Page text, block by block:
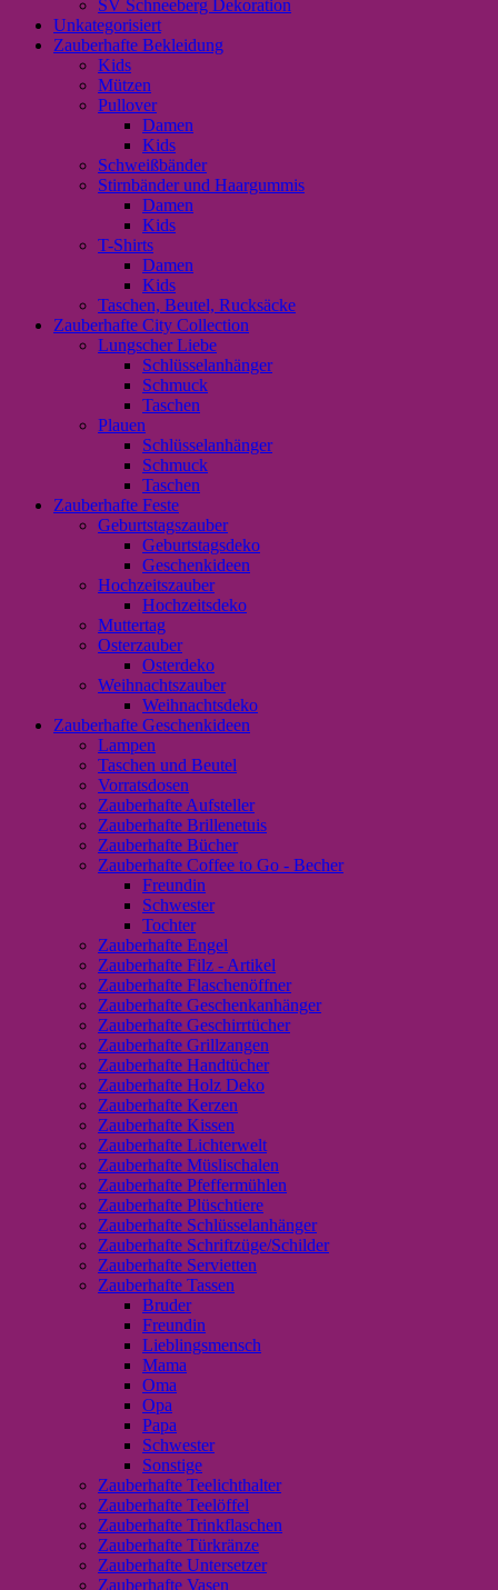
SV Schneeberg Dekoration
Unkategorisiert
Zauberhafte Bekleidung
Kids
Mützen
Pullover
Damen
Kids
Schweißbänder
Stirnbänder und Haargummis
Damen
Kids
T-Shirts
Damen
Kids
Taschen, Beutel, Rucksäcke
Zauberhafte City Collection
Lungscher Liebe
Schlüsselanhänger
Schmuck
Taschen
Plauen
Schlüsselanhänger
Schmuck
Taschen
Zauberhafte Feste
Geburtstagszauber
Geburtstagsdeko
Geschenkideen
Hochzeitszauber
Hochzeitsdeko
Muttertag
Osterzauber
Osterdeko
Weihnachtszauber
Weihnachtsdeko
Zauberhafte Geschenkideen
Lampen
Taschen und Beutel
Vorratsdosen
Zauberhafte Aufsteller
Zauberhafte Brillenetuis
Zauberhafte Bücher
Zauberhafte Coffee to Go - Becher
Freundin
Schwester
Tochter
Zauberhafte Engel
Zauberhafte Filz - Artikel
Zauberhafte Flaschenöffner
Zauberhafte Geschenkanhänger
Zauberhafte Geschirrtücher
Zauberhafte Grillzangen
Zauberhafte Handtücher
Zauberhafte Holz Deko
Zauberhafte Kerzen
Zauberhafte Kissen
Zauberhafte Lichterwelt
Zauberhafte Müslischalen
Zauberhafte Pfeffermühlen
Zauberhafte Plüschtiere
Zauberhafte Schlüsselanhänger
Zauberhafte Schriftzüge/Schilder
Zauberhafte Servietten
Zauberhafte Tassen
Bruder
Freundin
Lieblingsmensch
Mama
Oma
Opa
Papa
Schwester
Sonstige
Zauberhafte Teelichthalter
Zauberhafte Teelöffel
Zauberhafte Trinkflaschen
Zauberhafte Türkränze
Zauberhafte Untersetzer
Zauberhafte Vasen